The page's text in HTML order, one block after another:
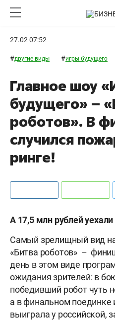
27.02 07:52
#другие виды #игры будущего
Главное шоу
будущего» –
роботов». В
случился
ринге!
А 17,5 млн рублей
Самый зрелищный вид
«Битва роботов» –
день в этом виде
ожидания зрителей: в
победивший робот чуть
а в финальном поединке
выиграла у российской,